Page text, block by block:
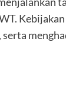
serta